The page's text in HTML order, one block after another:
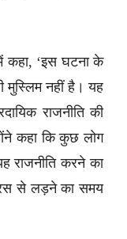
‘इस घटना के
मुस्लिम नहीं है। यह
राजनीति की
कहा कि कुछ लोग
राजनीति करने का
से लड़ने का समय